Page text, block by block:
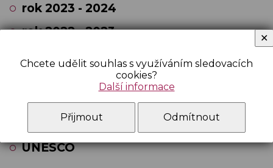
rok 2023 - 2024
rok 2022 - 2023
Archiv 2008-2018
Volný čas pro žáky
UNESCO
Chcete udělit souhlas s využíváním sledovacích
cookies?
Další informace
Přijmout Odmítnout
✕